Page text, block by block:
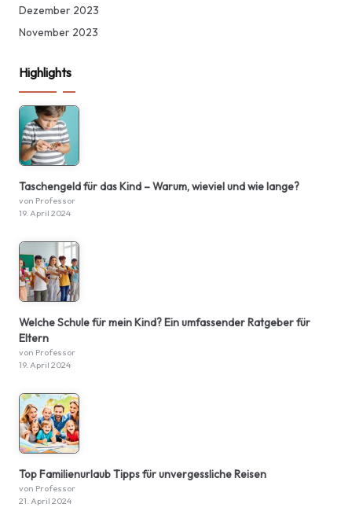
Dezember 2023
November 2023
Highlights
Taschengeld für das Kind – Warum, wieviel und wie lange?
von Professor
19. April 2024
Welche Schule für mein Kind? Ein umfassender Ratgeber für
Eltern
von Professor
19. April 2024
Top Familienurlaub Tipps für unvergessliche Reisen
von Professor
21. April 2024